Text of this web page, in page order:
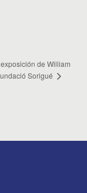
de William
Sorigué